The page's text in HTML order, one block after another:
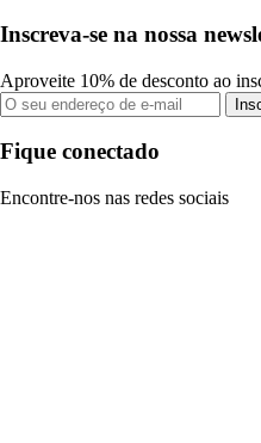
Inscreva-se na nossa
Aproveite 10% de desconto ao
Fique conectado
Encontre-nos nas redes sociais